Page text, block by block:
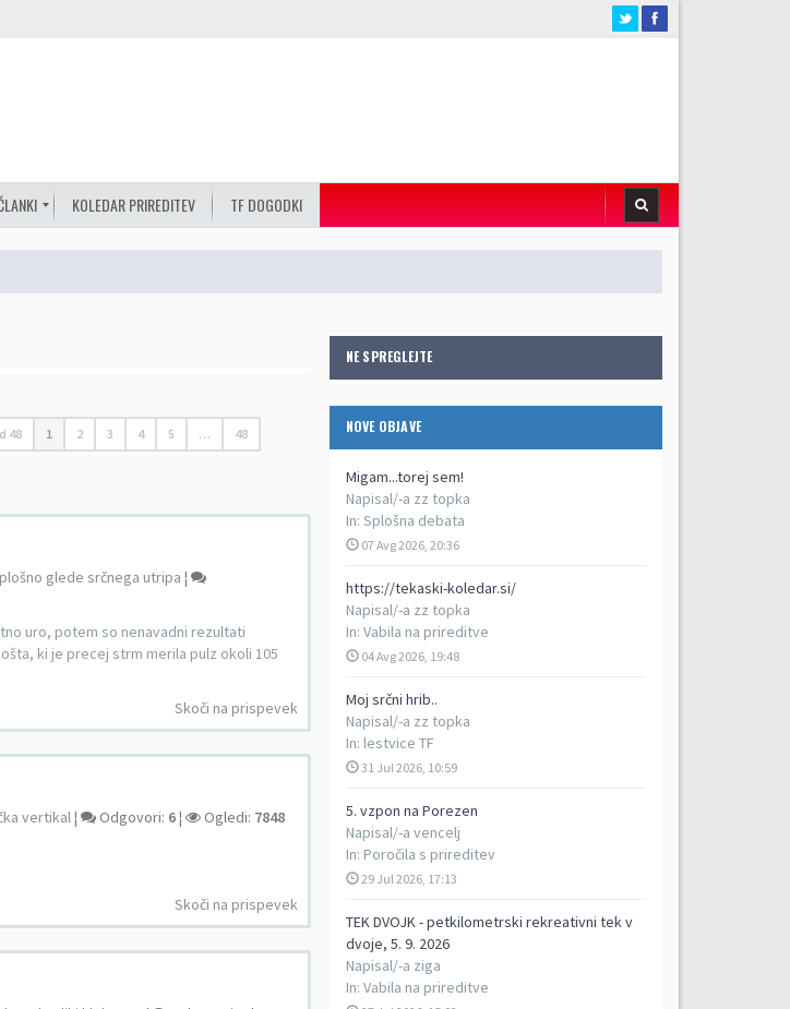
KOLEDAR PRIREDITEV TF DOGODKI
NE SPREGLEJTE
NOVE OBJAVE
Migam...torej sem!
Napisal/-a zz topka
In: Splošna debata
07 Avg 2026, 20:36
https://tekaski-koledar.si/
Napisal/-a zz topka
In: Vabila na prireditve
04 Avg 2026, 19:48
Moj srčni hrib..
Napisal/-a zz topka
In: lestvice TF
31 Jul 2026, 10:59
5. vzpon na Porezen
Napisal/-a vencelj
In: Poročila s prireditev
29 Jul 2026, 17:13
TEK DVOJK - petkilometrski rekreativni tek v
dvoje, 5. 9. 2026
Napisal/-a ziga
In: Vabila na prireditve
48 1 2 3 4 5 … 48
glede srčnega utripa ¦
uro, potem so nenavadni rezultati
ki je precej strm merila pulz okoli 105
Skoči na prispevek
vertikal¦ Odgovori: 6¦ Ogledi: 7848
Skoči na prispevek